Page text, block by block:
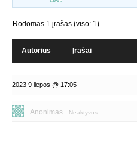
Rodomas 1 įrašas (viso: 1)
Autorius Įrašai
2023 9 liepos @ 17:05
Anonimas Neaktyvus